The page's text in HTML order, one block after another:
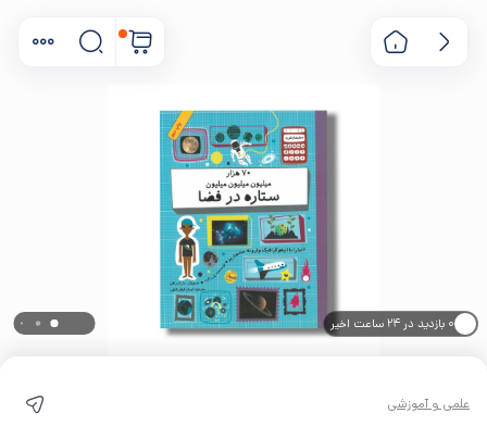
۰ بازدید در ۲۴ ساعت اخیر
علمی و آموزشی